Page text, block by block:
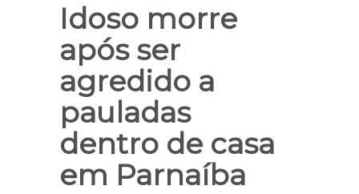
Idoso morre
após ser
agredido a
pauladas
dentro de casa
em Parnaíba